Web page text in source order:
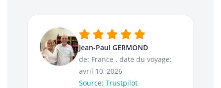
Jean-Paul GERMOND
de: France . date du voyage:
avril 10, 2026
Source: Trustpilot